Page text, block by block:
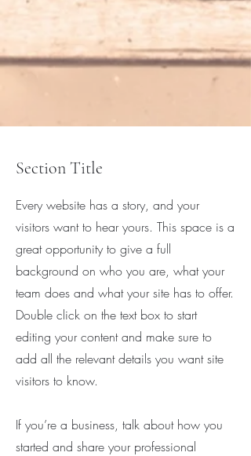
Section Title
Every website has a story, and your
visitors want to hear yours. This space is a
great opportunity to give a full
background on who you are, what your
team does and what your site has to offer.
Double click on the text box to start
editing your content and make sure to
add all the relevant details you want site
visitors to know.
If you’re a business, talk about how you
started and share your professional